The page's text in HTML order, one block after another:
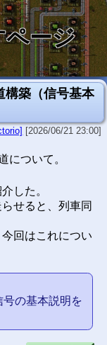
ページ
築（信号基本
[2026/06/21 23:00]
について。
した。
せると、列車同
回はこれについ
の基本説明を